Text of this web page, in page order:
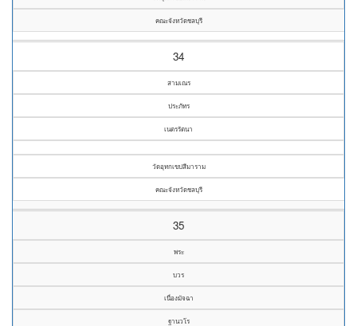
คณะจังหวัดชลบุรี
34
สามเณร
ประภัทร
เนตรรัตนา
วัดอุทกเขปสีมาราม
คณะจังหวัดชลบุรี
35
พระ
บวร
เนื่องมัจฉา
ฐานวโร